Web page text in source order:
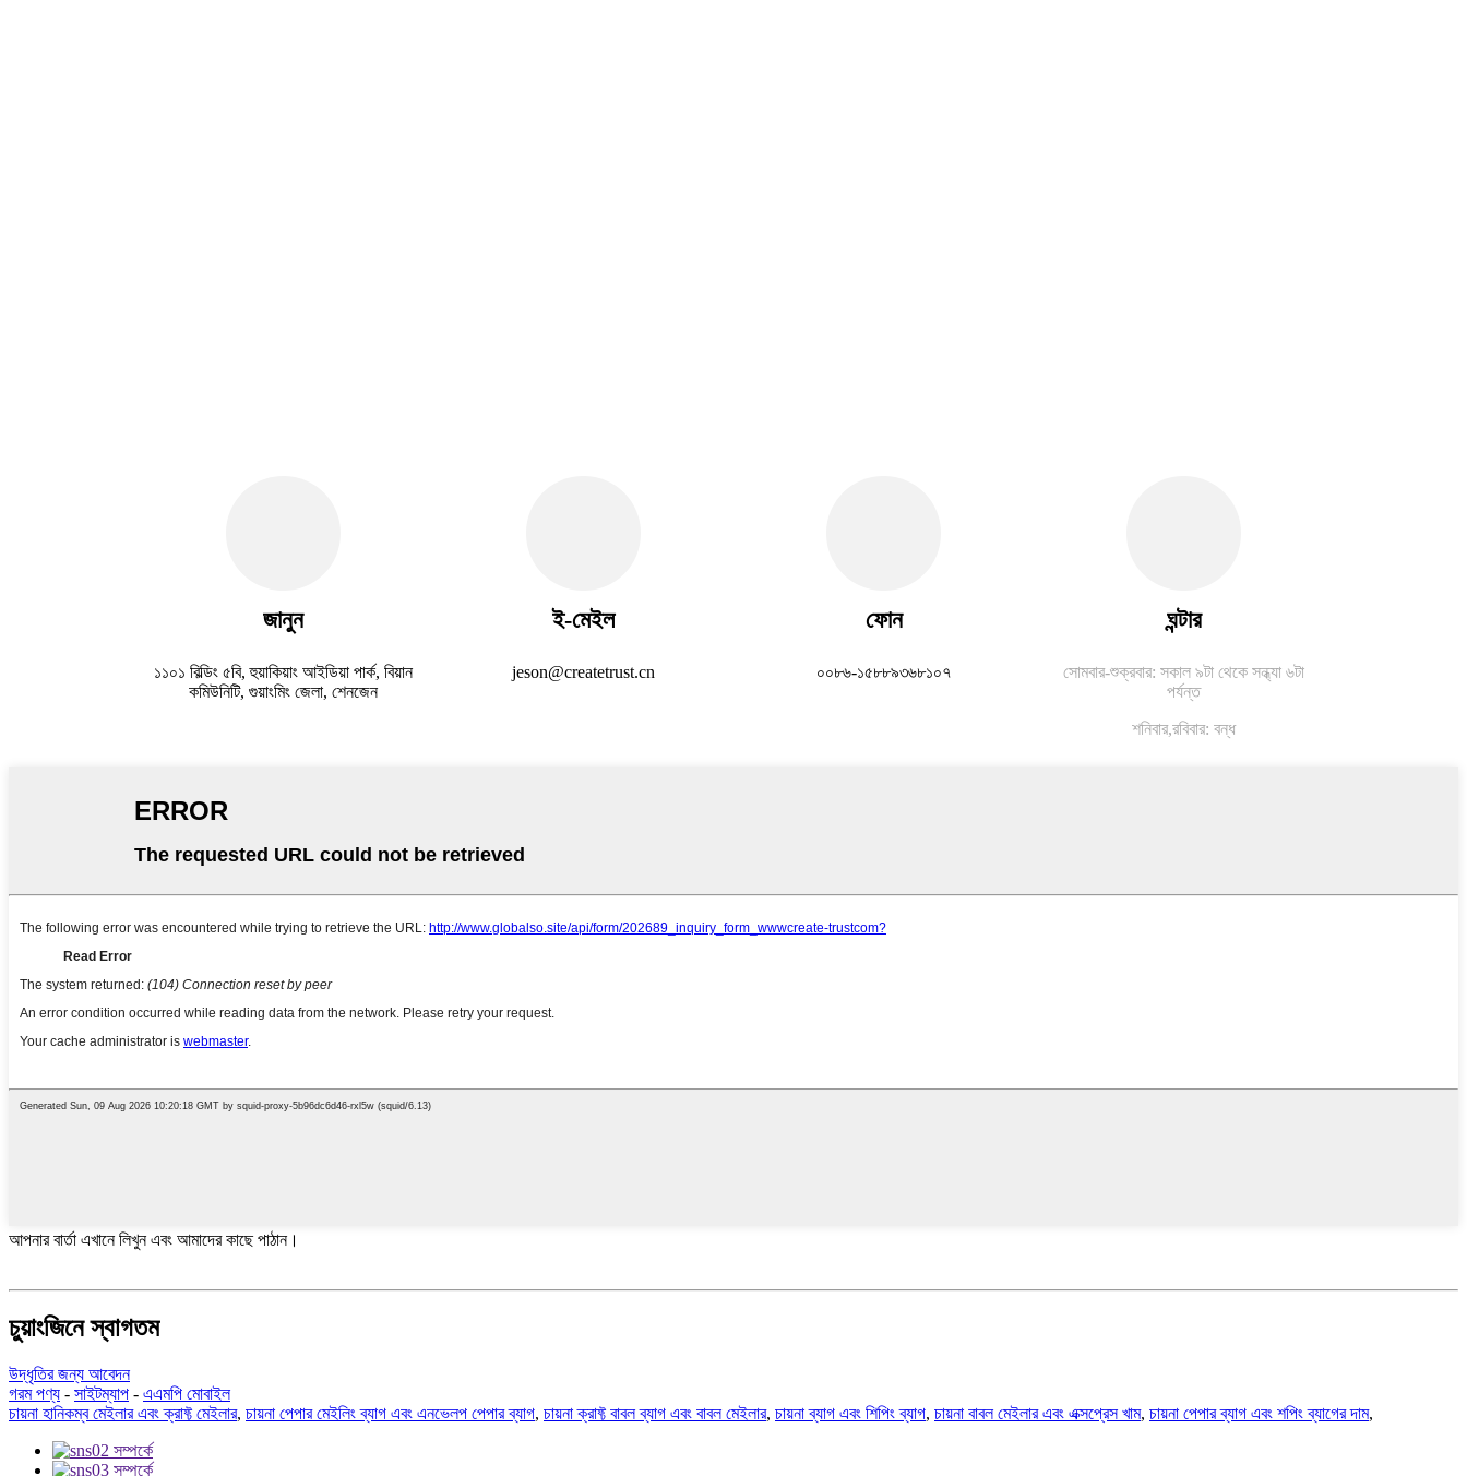
জানুন
১১০১ বিল্ডিং ৫বি, হুয়াকিয়াং আইডিয়া পার্ক, বিয়ান
কমিউনিটি, গুয়াংমিং জেলা, শেনজেন
ই-মেইল
jeson@createtrust.cn
ফোন
০০৮৬-১৫৮৮৯৩৬৮১০৭
ঘন্টার
সোমবার-শুক্রবার: সকাল ৯টা থেকে সন্ধ্যা ৬টা
পর্যন্ত
শনিবার,রবিবার: বন্ধ
আপনার বার্তা এখানে লিখুন এবং আমাদের কাছে পাঠান।
চুয়াংজিনে স্বাগতম
উদ্ধৃতির জন্য আবেদন
গরম পণ্য - সাইটম্যাপ - এএমপি মোবাইল
চায়না হানিকম্ব মেইলার এবং ক্রাফ্ট মেইলার, চায়না পেপার মেইলিং ব্যাগ এবং এনভেলপ পেপার ব্যাগ, চায়না ক্রাফ্ট বাবল ব্যাগ এবং বাবল মেইলার, চায়না ব্যাগ এবং শিপিং ব্যাগ, চায়না বাবল মেইলার এবং এক্সপ্রেস খাম, চায়না পেপার ব্যাগ এবং শপিং ব্যাগের দাম,